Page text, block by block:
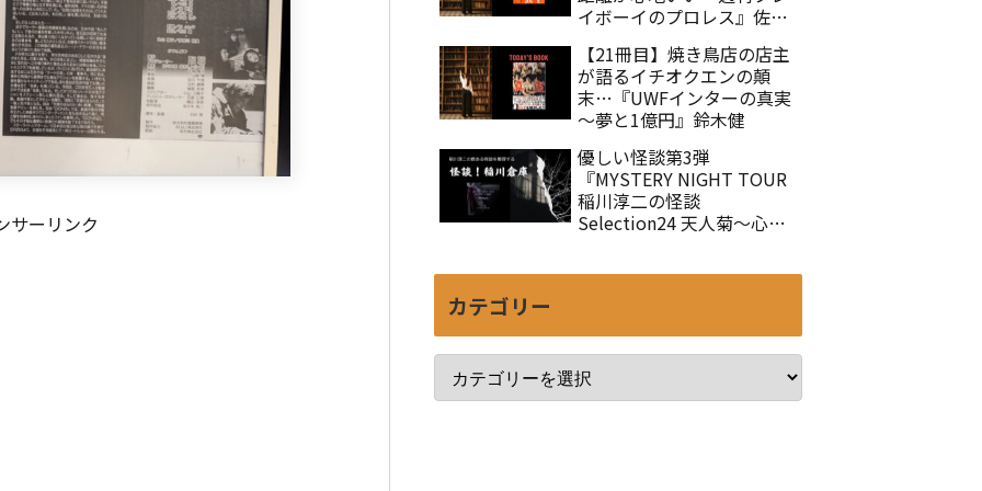
サーリンク
イボーイのプロレス』佐々
【21冊目】焼き鳥店の店主
が語るイチオクエンの顛
末…『UWFインターの真実
～夢と1億円』鈴木健
優しい怪談第3弾
『MYSTERY NIGHT TOUR
稲川淳二の怪談
Selection24 天人菊～心を
カテゴリー